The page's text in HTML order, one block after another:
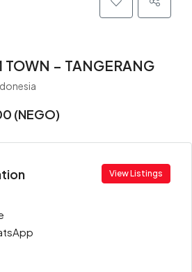
TOWN – TANGERANG
(NEGO)
View Listings